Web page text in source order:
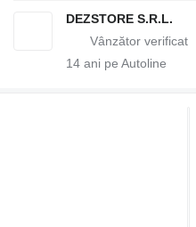
DEZSTORE S.R.L.
14 ani pe Autoline